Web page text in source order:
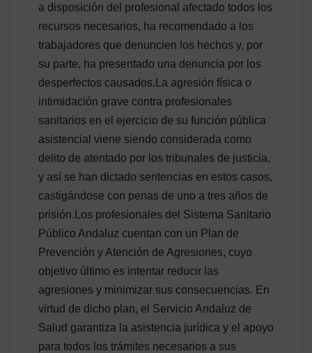
a disposición del profesional afectado todos los
recursos necesarios, ha recomendado a los
trabajadores que denuncien los hechos y, por
su parte, ha presentado una denuncia por los
desperfectos causados.La agresión física o
intimidación grave contra profesionales
sanitarios en el ejercicio de su función pública
asistencial viene siendo considerada como
delito de atentado por los tribunales de justicia,
y así se han dictado sentencias en estos casos,
castigándose con penas de uno a tres años de
prisión.Los profesionales del Sistema Sanitario
Público Andaluz cuentan con un Plan de
Prevención y Atención de Agresiones, cuyo
objetivo último es intentar reducir las
agresiones y minimizar sus consecuencias. En
virtud de dicho plan, el Servicio Andaluz de
Salud garantiza la asistencia jurídica y el apoyo
para todos los trámites necesarios a sus